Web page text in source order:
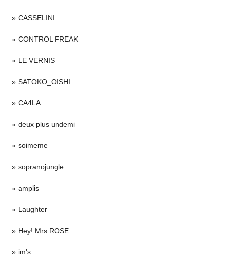
CASSELINI
CONTROL FREAK
LE VERNIS
SATOKO_OISHI
CA4LA
deux plus undemi
soimeme
sopranojungle
amplis
Laughter
Hey! Mrs ROSE
im's